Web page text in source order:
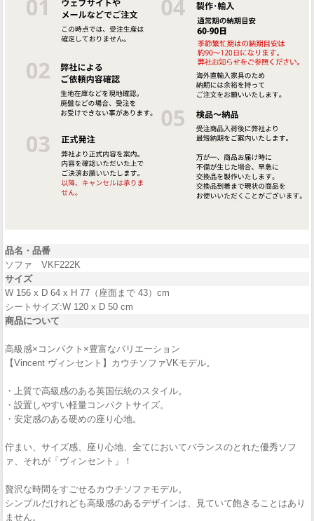
品名・品番
ソファ VKF222K
サイズ
W 156 x D 64 x H 77（座面まで 43）cm
シートサイズ:W 120 x D 50 cm
商品について
高級感×コンパクト×豊富なバリエーション
【Vincent ヴィンセント】カウチソファVKモデル。
・上質で高級感のある英国伝統のスタイル。
・設置しやすい軽量コンパクトサイズ。
・安定感のある硬めの座り心地。
佇まい、サイズ感、座り心地、全てにおいてバランスのとれた優秀ソフ
ァ、それが「ヴィンセント」！
贅沢な時間をすごせるカウチソファモデル。
シンプルだけれども高級感のあるデザインは、見ていて飽きることはあり
ません。